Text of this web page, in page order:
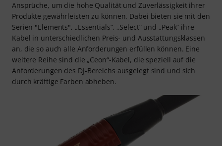
Ansprüche, um die hohe Qualität und Zuverlässigkeit ihrer
Produkte gewährleisten zu können. Dabei bieten sie mit den
Serien "Elements", „Essentials“, „Select“ und „Peak“ ihre
Kabel in unterschiedlichen Preis- und Ausstattungsklassen
an, die so auch alle Anforderungen erfüllen können. Eine
weitere Reihe sind die „Ceon“-Kabel, die speziell auf die
Anforderungen des DJ-Bereichs ausgelegt sind und sich
durch kräftige Farben abheben.